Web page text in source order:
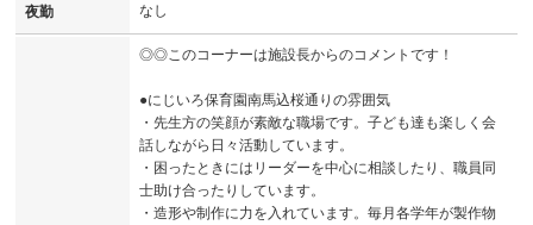
夜勤 なし
◎◎このコーナーは施設長からのコメントです！
●にじいろ保育園南馬込桜通りの雰囲気
・先生方の笑顔が素敵な職場です。子ども達も楽しく会
話しながら日々活動しています。
・困ったときにはリーダーを中心に相談したり、職員同
士助け合ったりしています。
・造形や制作に力を入れています。毎月各学年が製作物